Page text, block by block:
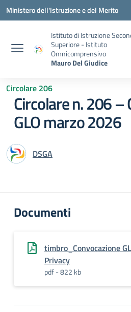
Vai ai contenuti
Vai al menu di navigazione
Vai al footer
Ministero dell'Istruzione e del Merito
Istituto di Istruzione
Superiore - Istituto
Omnicomprensivo
Mauro Del Giudice
Circolare 206
Circolare n. 206 –
GLO marzo 2026
DSGA
Documenti
timbro_Convocazione
Privacy
pdf - 822 kb